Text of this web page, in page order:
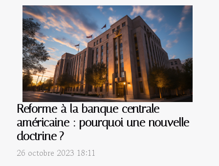
Reforme à la banque centrale
américaine : pourquoi une nouvelle
doctrine ?
26 octobre 2023 18:11